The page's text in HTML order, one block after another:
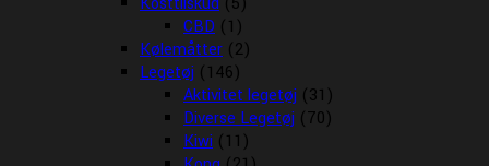
CBD (1)
Kølemåtter (2)
Legetøj (146)
Aktivitet legetøj (31)
Diverse Legetøj (70)
Kiwi (11)